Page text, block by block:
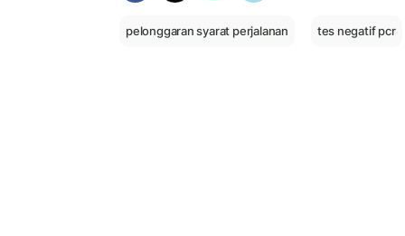
pelonggaran syarat perjalanan tes negatif pcr